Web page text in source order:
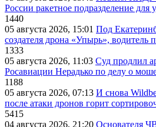
России ракетное подразделение для
1440
05 августа 2026, 15:01 Под
создателя дрона «Упырь», водитель
1333
05 августа 2026, 11:03 Суд продлил
Росавиации Нерадько по делу о
1188
05 августа 2026, 07:13 И снова
после атаки дронов горит
5415
04 августа 2026, 21:20 Основателя